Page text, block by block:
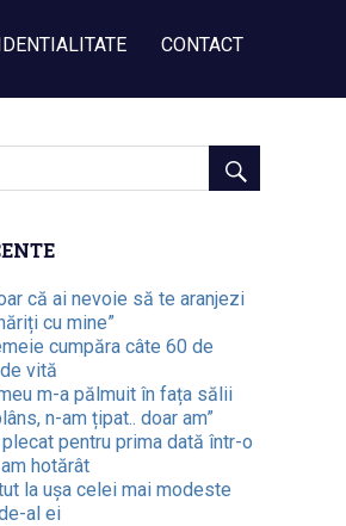
CONTACT
că ai nevoie să te aranjezi
cu mine”
cumpăra câte 60 de
vită
m-a pălmuit în fața sălii
n-am țipat.. doar am”
pentru prima dată într-o
hotărât
la ușa celei mai modeste
al ei